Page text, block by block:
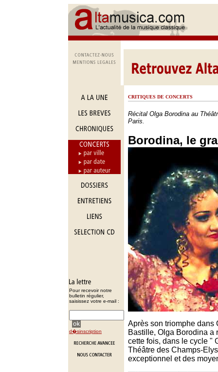
Pour recevoir notre
bulletin régulier,
saisissez votre e-mail :
d�sinscription
CRITIQUES DE CONCERTS
Récital Olga Borodina au
Paris.
Borodina, le
Après son triomphe dans
Bastille, Olga Borodina a
cette fois, dans le cycle "
Théâtre des Champs-
exceptionnel et des